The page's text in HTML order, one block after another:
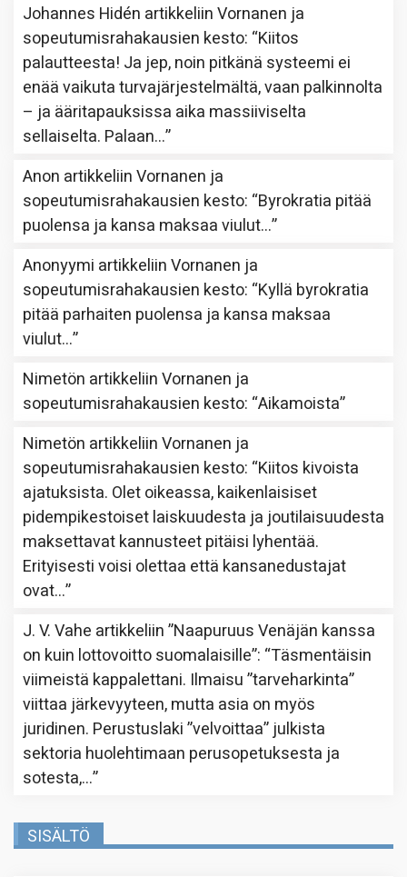
Johannes Hidén artikkeliinVornanen ja
sopeutumisrahakausien kesto: “Kiitos
palautteesta! Ja jep, noin pitkänä systeemi ei
enää vaikuta turvajärjestelmältä, vaan palkinnolta
– ja ääritapauksissa aika massiiviselta
sellaiselta. Palaan…”
Anon artikkeliinVornanen ja
sopeutumisrahakausien kesto: “Byrokratia pitää
puolensa ja kansa maksaa viulut…”
Anonyymi artikkeliinVornanen ja
sopeutumisrahakausien kesto: “Kyllä byrokratia
pitää parhaiten puolensa ja kansa maksaa
viulut…”
Nimetön artikkeliinVornanen ja
sopeutumisrahakausien kesto: “Aikamoista”
Nimetön artikkeliinVornanen ja
sopeutumisrahakausien kesto: “Kiitos kivoista
ajatuksista. Olet oikeassa, kaikenlaisiset
pidempikestoiset laiskuudesta ja joutilaisuudesta
maksettavat kannusteet pitäisi lyhentää.
Erityisesti voisi olettaa että kansanedustajat
ovat…”
J. V. Vahe artikkeliin”Naapuruus Venäjän kanssa
on kuin lottovoitto suomalaisille”: “Täsmentäisin
viimeistä kappalettani. Ilmaisu ”tarveharkinta”
viittaa järkevyyteen, mutta asia on myös
juridinen. Perustuslaki ”velvoittaa” julkista
sektoria huolehtimaan perusopetuksesta ja
sotesta,…”
SISÄLTÖ